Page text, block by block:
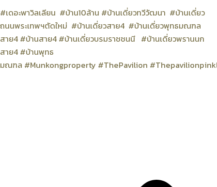
#เดอะพาวิลเลียน #บ้าน10ล้าน #บ้านเดี่ยวทวีวัฒนา #บ้านเดี่ยว
ถนนพระเทพฯตัดใหม่ #บ้านเดี่ยวสาย4 #บ้านเดี่ยวพุทธมณฑล
สาย4 #บ้านสาย4 #บ้านเดี่ยวบรมราชชนนี #บ้านเดี่ยวพรานนก
สาย4 #บ้านพุทธ
มณฑล #Munkongproperty #ThePavilion